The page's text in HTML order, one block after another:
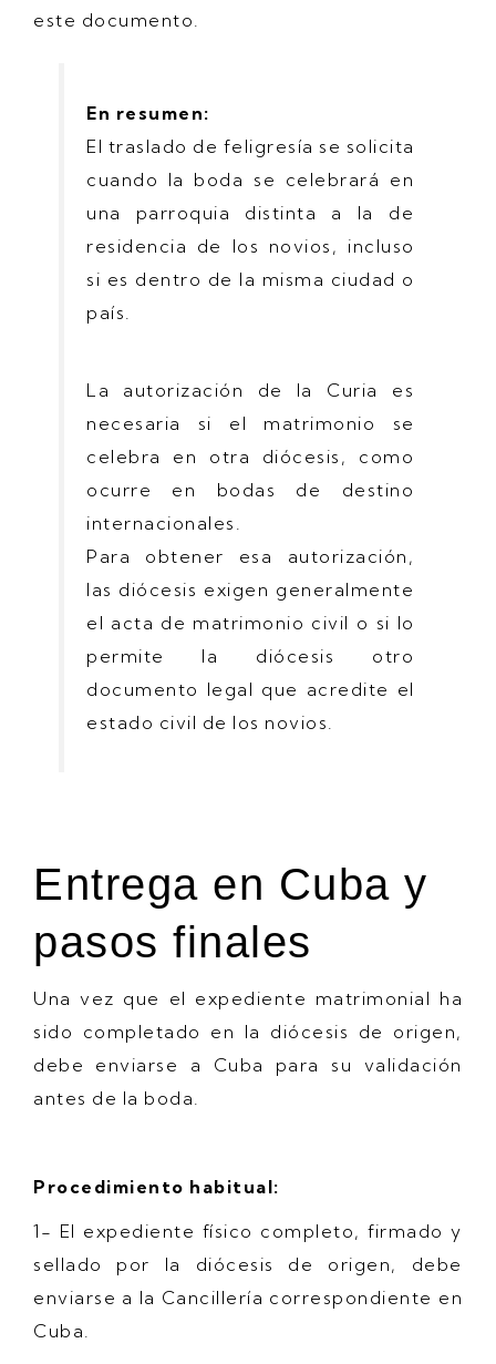
este documento.
En resumen:
El traslado de feligresía se solicita
cuando la boda se celebrará en
una parroquia distinta a la de
residencia de los novios, incluso
si es dentro de la misma ciudad o
país.
La autorización de la Curia es
necesaria si el matrimonio se
celebra en otra diócesis, como
ocurre en bodas de destino
internacionales.
Para obtener esa autorización,
las diócesis exigen generalmente
el acta de matrimonio civil o si lo
permite la diócesis otro
documento legal que acredite el
estado civil de los novios.
Entrega en Cuba y
pasos finales
Una vez que el expediente matrimonial ha
sido completado en la diócesis de origen,
debe enviarse a Cuba para su validación
antes de la boda.
Procedimiento habitual:
1- El expediente físico completo, firmado y
sellado por la diócesis de origen, debe
enviarse a la Cancillería correspondiente en
Cuba.